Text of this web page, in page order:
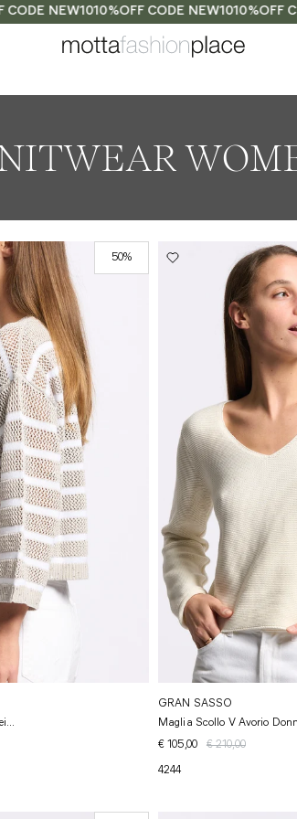
NEW1010%OFF CODE NEW1010%OFF
50%
GRAN SASSO
Maglia Scollo V Avorio
€ 105,00
€ 210,00
4244